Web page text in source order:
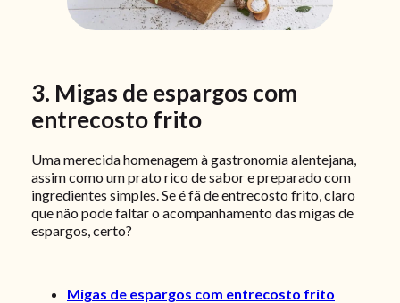
3. Migas de espargos com
entrecosto frito
Uma merecida homenagem à gastronomia alentejana,
assim como um prato rico de sabor e preparado com
ingredientes simples. Se é fã de entrecosto frito, claro
que não pode faltar o acompanhamento das migas de
espargos, certo?
Migas de espargos com entrecosto frito